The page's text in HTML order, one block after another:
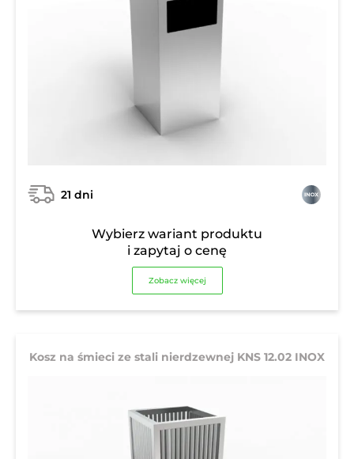
21 dni
Wybierz wariant produktu
i zapytaj o cenę
Zobacz więcej
Kosz na śmieci ze stali nierdzewnej KNS 12.02 INOX